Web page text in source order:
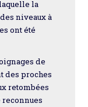
la
niveaux à
ont été
de
des proches
retombées
reconnues